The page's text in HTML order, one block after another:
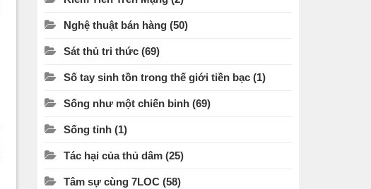
Nghệ thuật bán hàng (50)
Sát thủ tri thức (69)
Số tay sinh tồn trong thế giới tiền bạc (1)
Sống như một chiến binh (69)
Sống tỉnh (1)
Tác hại của thủ dâm (25)
Tâm sự cùng 7LOC (58)